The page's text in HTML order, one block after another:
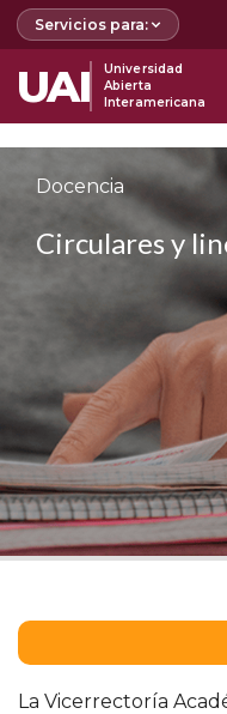
Servicios para:
UAI
Universidad
Abierta
Interamericana
Docencia
Circulares y
La Vicerrectoría